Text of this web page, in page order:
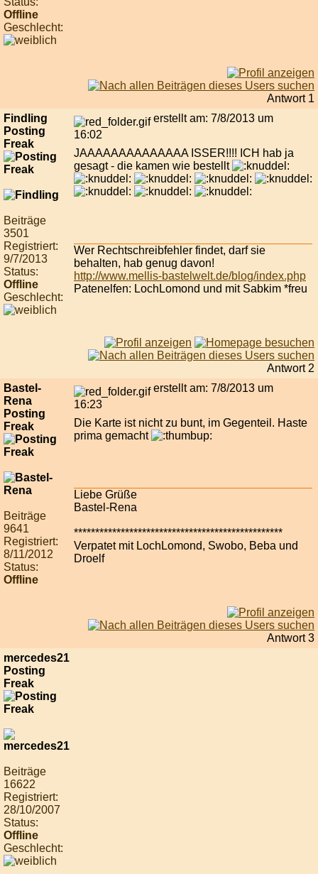
Offline
Geschlecht:
Antwort 1
Findling
Posting
Freak
Beiträge
3501
Registriert:
9/7/2013
Status:
Offline
Geschlecht:
erstellt am: 7/8/2013 um
16:02
JAAAAAAAAAAAAAA ISSER!!!! ICH hab ja
gesagt - die kamen wie bestellt
Wer Rechtschreibfehler findet, darf sie
behalten, hab genug davon!
http://www.mellis-bastelwelt.de/blog/index.php
Patenelfen: LochLomond und mit Sabkim *freu
Antwort 2
Bastel-
Rena
Posting
Freak
Beiträge
9641
Registriert:
8/11/2012
Status:
Offline
erstellt am: 7/8/2013 um
16:23
Die Karte ist nicht zu bunt, im Gegenteil. Haste
prima gemacht
Liebe Grüße
Bastel-Rena
*************************************************
Verpatet mit LochLomond, Swobo, Beba und
Droelf
Antwort 3
mercedes21
Posting
Freak
Beiträge
16622
Registriert:
28/10/2007
Status:
Offline
Geschlecht: